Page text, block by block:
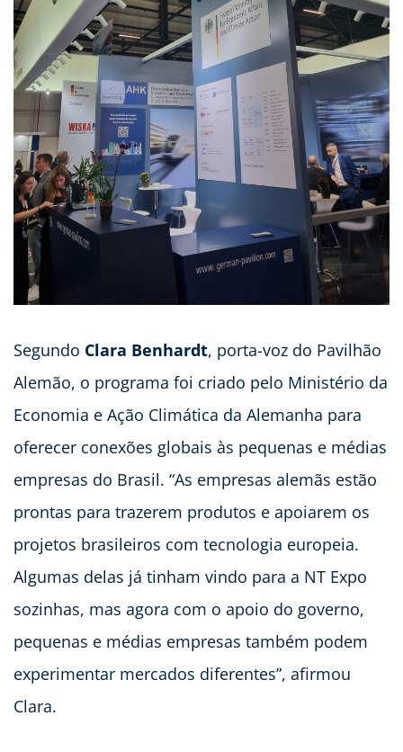
Segundo Clara Benhardt, porta-voz do Pavilhão
Alemão, o programa foi criado pelo Ministério da
Economia e Ação Climática da Alemanha para
oferecer conexões globais às pequenas e médias
empresas do Brasil. “As empresas alemãs estão
prontas para trazerem produtos e apoiarem os
projetos brasileiros com tecnologia europeia.
Algumas delas já tinham vindo para a NT Expo
sozinhas, mas agora com o apoio do governo,
pequenas e médias empresas também podem
experimentar mercados diferentes”, afirmou
Clara.